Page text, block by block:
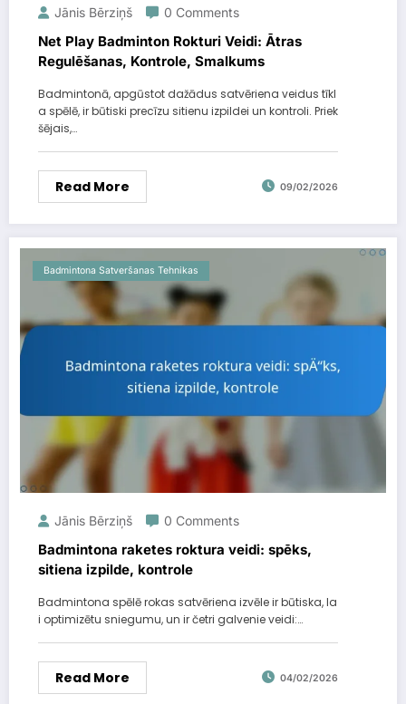
Jānis Bērziņš 0 Comments
Net Play Badminton Rokturi Veidi: Ātras
Regulēšanas, Kontrole, Smalkums
Badmintonā, apgūstot dažādus satvēriena veidus tīkl
a spēlē, ir būtiski precīzu sitienu izpildei un kontroli. Priek
šējais,…
Read More 09/02/2026
Badmintona Satveršanas Tehnikas
Jānis Bērziņš 0 Comments
Badmintona raketes roktura veidi: spēks,
sitiena izpilde, kontrole
Badmintona spēlē rokas satvēriena izvēle ir būtiska, la
i optimizētu sniegumu, un ir četri galvenie veidi:…
Read More 04/02/2026